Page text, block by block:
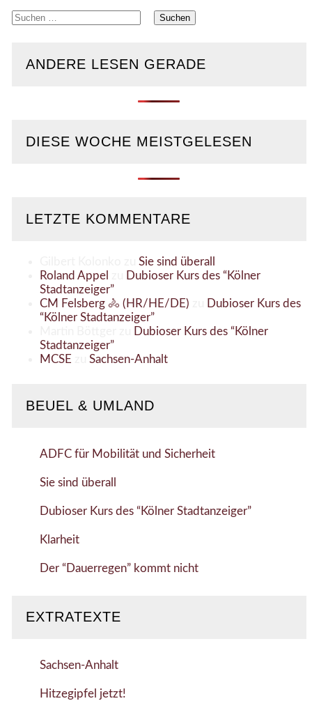
Suchen
ANDERE LESEN GERADE
DIESE WOCHE MEISTGELESEN
LETZTE KOMMENTARE
Sie sind überall
Roland Appel
Dubioser Kurs des “Kölner
Stadtanzeiger”
CM Felsberg 🚴 (HR/HE/DE)
Dubioser Kurs des
“Kölner Stadtanzeiger”
Dubioser Kurs des “Kölner
Stadtanzeiger”
MCSE
Sachsen-Anhalt
BEUEL & UMLAND
ADFC für Mobilität und Sicherheit
Sie sind überall
Dubioser Kurs des “Kölner Stadtanzeiger”
Klarheit
Der “Dauerregen” kommt nicht
EXTRATEXTE
Sachsen-Anhalt
Hitzegipfel jetzt!